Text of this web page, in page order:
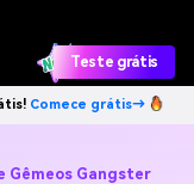
Teste grátis
Comece grátis→
Gêmeos Gangster